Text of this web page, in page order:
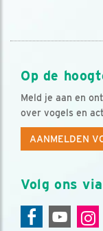
Op de
Meld je aan en
over vogels en
AANMELDEN
Volg ons